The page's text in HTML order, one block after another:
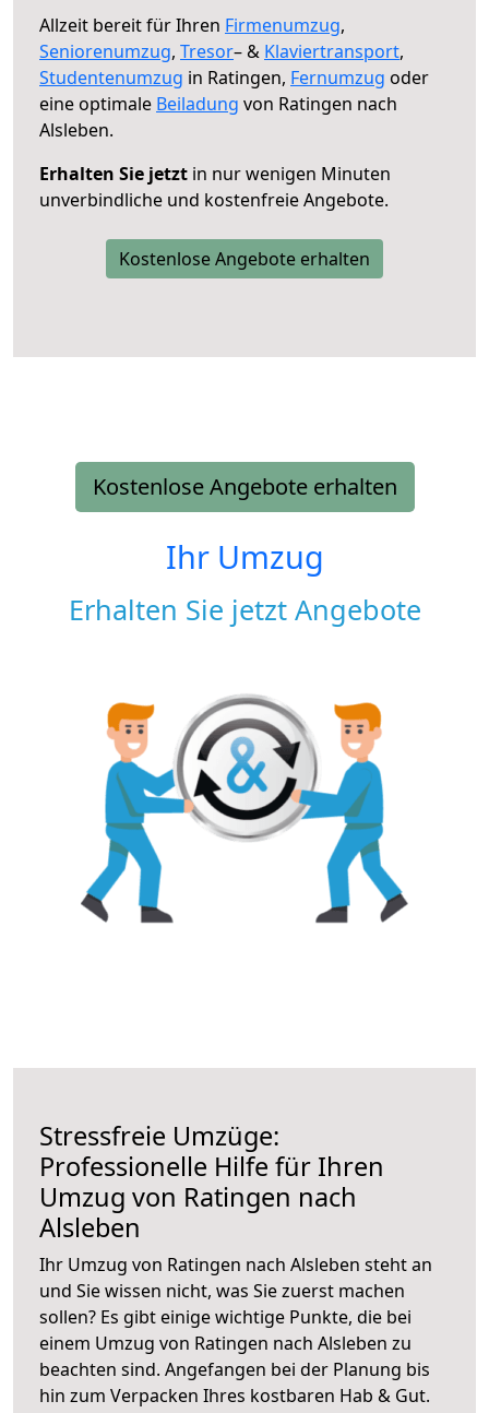
Allzeit bereit für Ihren Firmenumzug,
Seniorenumzug, Tresor– & Klaviertransport,
Studentenumzug in Ratingen, Fernumzug oder
eine optimale Beiladung von Ratingen nach
Alsleben.
Erhalten Sie jetzt in nur wenigen Minuten
unverbindliche und kostenfreie Angebote.
Kostenlose Angebote erhalten
Kostenlose Angebote erhalten
Ihr Umzug
Erhalten Sie jetzt Angebote
Stressfreie Umzüge:
Professionelle Hilfe für Ihren
Umzug von Ratingen nach
Alsleben
Ihr Umzug von Ratingen nach Alsleben steht an
und Sie wissen nicht, was Sie zuerst machen
sollen? Es gibt einige wichtige Punkte, die bei
einem Umzug von Ratingen nach Alsleben zu
beachten sind. Angefangen bei der Planung bis
hin zum Verpacken Ihres kostbaren Hab & Gut.